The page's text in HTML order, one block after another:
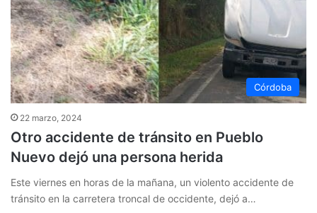
Córdoba
22 marzo, 2024
Otro accidente de tránsito en Pueblo
Nuevo dejó una persona herida
Este viernes en horas de la mañana, un violento accidente de
tránsito en la carretera troncal de occidente, dejó a…